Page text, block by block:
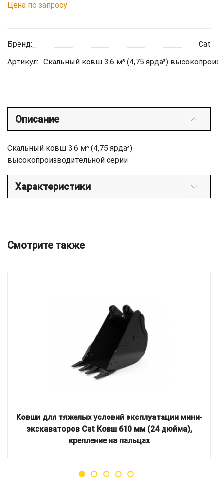
Цена по запросу
Бренд:
Cat
Артикул: Скальный ковш 3,6 м³ (4,75 ярда³)
Описание
Скальный ковш 3,6 м³ (4,75 ярда³)
высокопроизводительной серии
Характеристики
Смотрите также
Ковши для тяжелых условий эксплуатации мини-
экскаваторов Cat Ковш 610 мм (24 дюйма),
крепление на пальцах